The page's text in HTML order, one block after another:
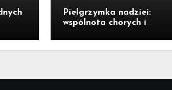
Pielgrzymka nadziei:
wspólnota chorych i
Tyńcu Legnickim